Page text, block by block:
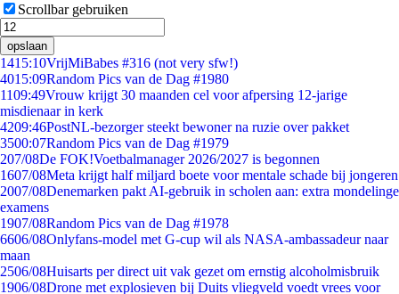
Scrollbar gebruiken
opslaan
1415:10VrijMiBabes #316 (not very sfw!)
4015:09Random Pics van de Dag #1980
1109:49Vrouw krijgt 30 maanden cel voor afpersing 12-jarige
misdienaar in kerk
4209:46PostNL-bezorger steekt bewoner na ruzie over pakket
3500:07Random Pics van de Dag #1979
207/08De FOK!Voetbalmanager 2026/2027 is begonnen
1607/08Meta krijgt half miljard boete voor mentale schade bij jongeren
2007/08Denemarken pakt AI-gebruik in scholen aan: extra mondelinge
examens
1907/08Random Pics van de Dag #1978
6606/08Onlyfans-model met G-cup wil als NASA-ambassadeur naar
maan
2506/08Huisarts per direct uit vak gezet om ernstig alcoholmisbruik
1906/08Drone met explosieven bij Duits vliegveld voedt vrees voor